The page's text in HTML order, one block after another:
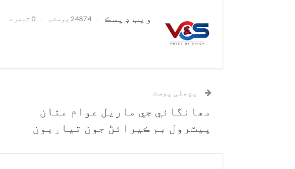
ويب ڊيسڪ 24874 پوسٹس 0 تبصرے
پچھلی پوسٹ
مھانگائي جي ماريل عوام مٿان
پيٽرول بم ڪيرائڻ جون تياريون